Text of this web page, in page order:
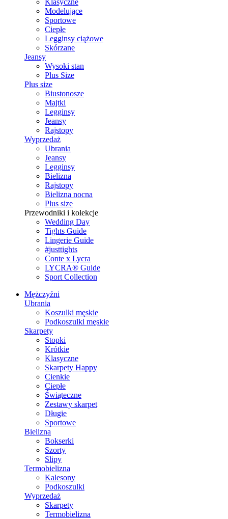
Klasyczne
Modelujące
Sportowe
Ciepłe
Legginsy ciążowe
Skórzane
Jeansy
Wysoki stan
Plus Size
Plus size
Biustonosze
Majtki
Legginsy
Jeansy
Rajstopy
Wyprzedaż
Ubrania
Jeansy
Legginsy
Bielizna
Rajstopy
Bielizna nocna
Plus size
Przewodniki i kolekcje
Wedding Day
Tights Guide
Lingerie Guide
#justtights
Conte x Lycra
LYCRA® Guide
Sport Сollection
Mężczyźni
Ubrania
Koszulki męskie
Podkoszulki męskie
Skarpety
Stopki
Krótkie
Klasyczne
Skarpety Happy
Cienkie
Ciepłe
Świąteczne
Zestawy skarpet
Długie
Sportowe
Bielizna
Bokserki
Szorty
Slipy
Termobielizna
Kalesony
Podkoszulki
Wyprzedaż
Skarpety
Termobielizna